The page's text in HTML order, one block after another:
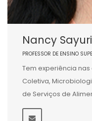
Nancy
PROFESSOR DE ENSINO
Tem experiência
Coletiva,
de Serviços de